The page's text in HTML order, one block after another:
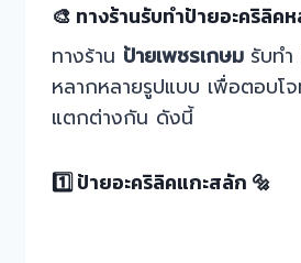
🎨 ทางร้านรับทำป้ายอะคริลิค
ทางร้าน ป้ายเพชรเกษม รับทำ
หลากหลายรูปแบบ เพื่อตอบโจ
แตกต่างกัน ดังนี้
1️⃣ ป้ายอะคริลิคแกะสลัก 🔩